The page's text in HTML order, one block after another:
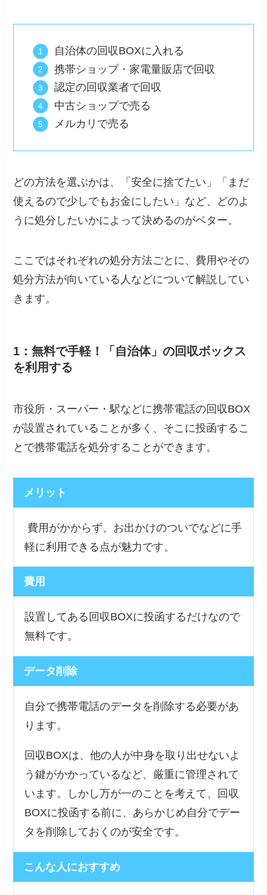
自治体の回収BOXに入れる
携帯ショップ・家電量販店で回収
認定の回収業者で回収
中古ショップで売る
メルカリで売る
どの方法を選ぶかは、「安全に捨てたい」「まだ
使えるので少しでもお金にしたい」など、どのよ
うに処分したいかによって決めるのがベター。
ここではそれぞれの処分方法ごとに、費用やその
処分方法が向いている人などについて解説してい
きます。
1：無料で手軽！「自治体」の回収ボックス
を利用する
市役所・スーパー・駅などに携帯電話の回収BOX
が設置されていることが多く、そこに投函するこ
とで携帯電話を処分することができます。
メリット
費用がかからず、お出かけのついでなどに手
軽に利用できる点が魅力です。
費用
設置してある回収BOXに投函するだけなので
無料です。
データ削除
自分で携帯電話のデータを削除する必要があ
ります。
回収BOXは、他の人が中身を取り出せないよ
う鍵がかかっているなど、厳重に管理されて
います。しかし万が一のことを考えて、回収
BOXに投函する前に、あらかじめ自分でデー
タを削除しておくのが安全です。
こんな人におすすめ